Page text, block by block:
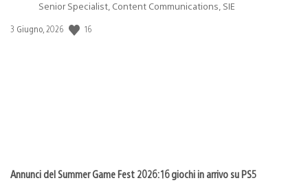
Senior Specialist, Content Communications, SIE
Data
3 Giugno, 2026 16
Annunci del Summer Game Fest 2026: 16 giochi in arrivo su PS5